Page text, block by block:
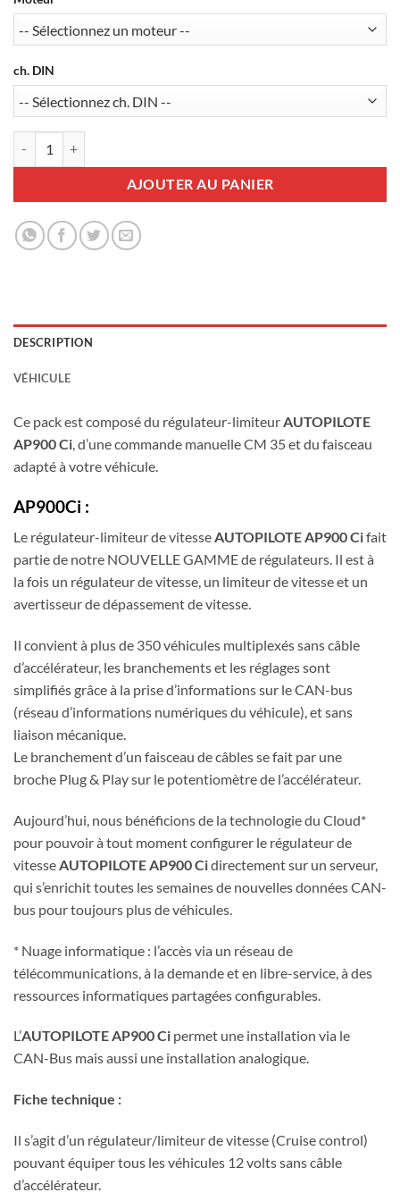
ch. DIN
AJOUTER AU PANIER
DESCRIPTION
VÉHICULE
Ce pack est composé du régulateur-limiteur AUTOPILOTE
AP900 Ci , d’une commande manuelle CM 35 et du faisceau
adapté à votre véhicule.
AP900Ci :
Le régulateur-limiteur de vitesseAUTOPILOTE AP900 Cifait
partie de notre NOUVELLE GAMME de régulateurs. Il est à
la fois un régulateur de vitesse, un limiteur de vitesse et un
avertisseur de dépassement de vitesse.
Il convient à plus de 350 véhicules multiplexés sans câble
d’accélérateur, les branchements et les réglages sont
simplifiés grâce à la prise d’informations sur le CAN-bus
(réseau d’informations numériques du véhicule), et sans
liaison mécanique.
Le branchement d’un faisceau de câbles se fait par une
broche Plug & Play sur le potentiomètre de l’accélérateur.
Aujourd’hui, nous bénéficions de la technologie du Cloud*
pour pouvoir à tout moment configurer le régulateur de
vitesse AUTOPILOTE AP900 Cidirectement sur un serveur,
qui s’enrichit toutes les semaines de nouvelles données CAN-
bus pour toujours plus de véhicules.
* Nuage informatique : l’accès via un réseau de
télécommunications, à la demande et en libre-service, à des
ressources informatiques partagées configurables.
L’AUTOPILOTE AP900 Ci permet une installation via le
CAN-Bus mais aussi une installation analogique.
Fiche technique :
Il s’agit d’un régulateur/limiteur de vitesse (Cruise control)
pouvant équiper tous les véhicules 12 volts sans câble
d’accélérateur.